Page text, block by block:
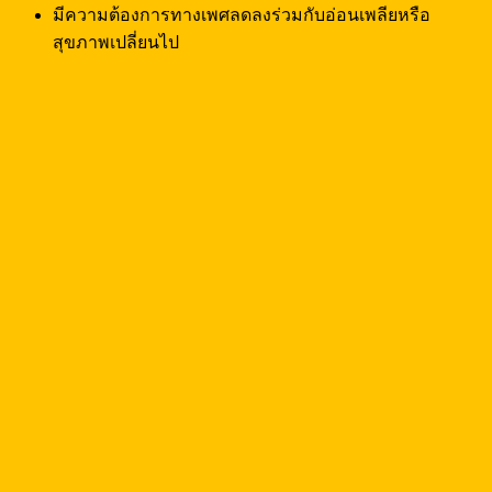
มีความต้องการทางเพศลดลงร่วมกับอ่อนเพลียหรือ
สุขภาพเปลี่ยนไป